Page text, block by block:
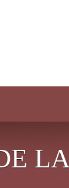
LA